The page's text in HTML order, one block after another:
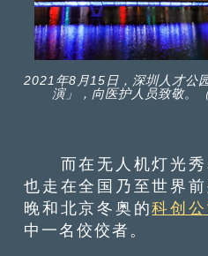
2021年8月15日，深圳人才公
演」，向医护人员致敬。
而在无人机灯光秀
也走在全国乃至世界
晚和北京冬奥的科创
中一名佼佼者。